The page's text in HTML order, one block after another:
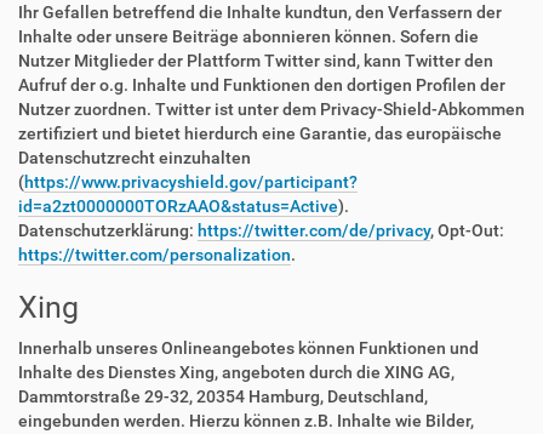
Ihr Gefallen betreffend die Inhalte kundtun, den Verfassern der
Inhalte oder unsere Beiträge abonnieren können. Sofern die
Nutzer Mitglieder der Plattform Twitter sind, kann Twitter den
Aufruf der o.g. Inhalte und Funktionen den dortigen Profilen der
Nutzer zuordnen. Twitter ist unter dem Privacy-Shield-Abkommen
zertifiziert und bietet hierdurch eine Garantie, das europäische
Datenschutzrecht einzuhalten
(https://www.privacyshield.gov/participant?
id=a2zt0000000TORzAAO&status=Active).
Datenschutzerklärung: https://twitter.com/de/privacy, Opt-Out:
https://twitter.com/personalization.
Xing
Innerhalb unseres Onlineangebotes können Funktionen und
Inhalte des Dienstes Xing, angeboten durch die XING AG,
Dammtorstraße 29-32, 20354 Hamburg, Deutschland,
eingebunden werden. Hierzu können z.B. Inhalte wie Bilder,